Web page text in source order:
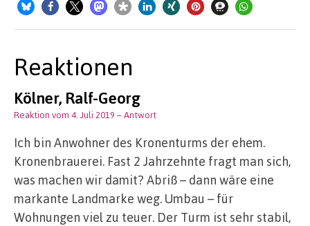
Reaktionen
Kölner, Ralf-Georg
Reaktion vom 4. Juli 2019 – Antwort
Ich bin Anwohner des Kronenturms der ehem.
Kronenbrauerei. Fast 2 Jahrzehnte fragt man sich,
was machen wir damit? Abriß – dann wäre eine
markante Landmarke weg. Umbau – für
Wohnungen viel zu teuer. Der Turm ist sehr stabil,